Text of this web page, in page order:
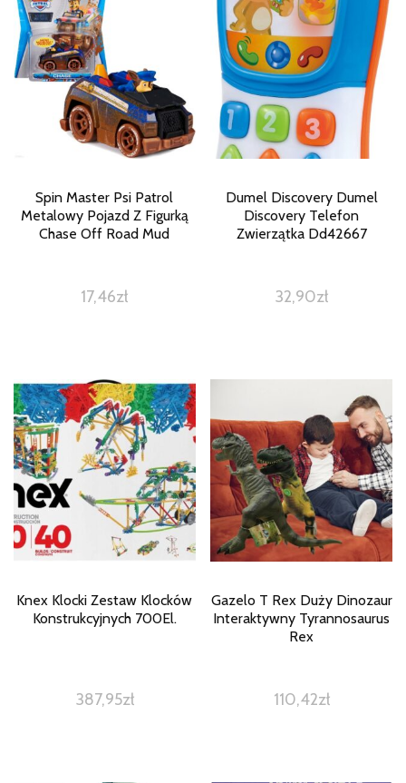
Spin Master Psi Patrol
Metalowy Pojazd Z Figurką
Chase Off Road Mud
17,46zł
Dumel Discovery Dumel
Discovery Telefon
Zwierzątka Dd42667
32,90zł
Knex Klocki Zestaw Klocków
Konstrukcyjnych 700El.
387,95zł
Gazelo T Rex Duży Dinozaur
Interaktywny Tyrannosaurus
Rex
110,42zł